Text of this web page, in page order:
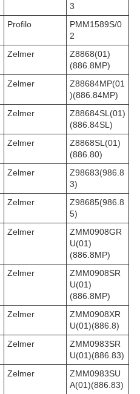
3
Profilo
PMM1589S/0
2
Zelmer
Z8868(01)
(886.8MP)
Zelmer
Z88684MP(01
)(886.84MP)
Zelmer
Z88684SL(01)
(886.84SL)
Zelmer
Z8868SL(01)
(886.80)
Zelmer
Z98683(986.8
3)
Zelmer
Z98685(986.8
5)
Zelmer
ZMM0908GR
U(01)
(886.8MP)
Zelmer
ZMM0908SR
U(01)
(886.8MP)
Zelmer
ZMM0908XR
U(01)(886.8)
Zelmer
ZMM0983SR
U(01)(886.83)
Zelmer
ZMM0983SU
A(01)(886.83)